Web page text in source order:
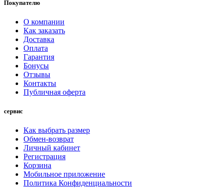
Покупателю
О компании
Как заказать
Доставка
Оплата
Гарантия
Бонусы
Отзывы
Контакты
Публичная оферта
сервис
Как выбрать размер
Обмен-возврат
Личный кабинет
Регистрация
Корзина
Мобильное приложение
Политика Конфиденциальности